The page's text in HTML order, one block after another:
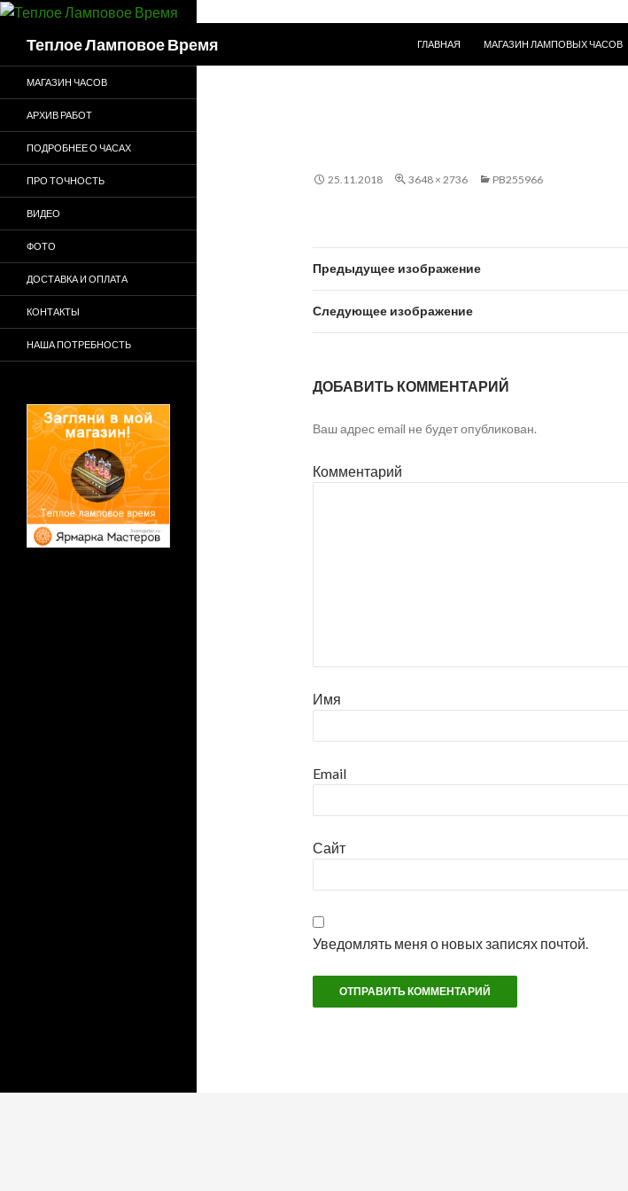
Теплое Ламповое Время
ГЛАВНАЯ
МАГАЗИН ЛАМПОВЫХ ЧАСОВ
25.11.2018 3648 × 2736 PB255966
Предыдущее изображение
Следующее изображение
ДОБАВИТЬ КОММЕНТАРИЙ
Ваш адрес email не будет опубликован.
Комментарий
Имя
Email
Сайт
Уведомлять меня о новых записях почтой.
МАГАЗИН ЧАСОВ
АРХИВ РАБОТ
ПОДРОБНЕЕ О ЧАСАХ
ПРО ТОЧНОСТЬ
ВИДЕО
ФОТО
ДОСТАВКА И ОПЛАТА
КОНТАКТЫ
НАША ПОТРЕБНОСТЬ